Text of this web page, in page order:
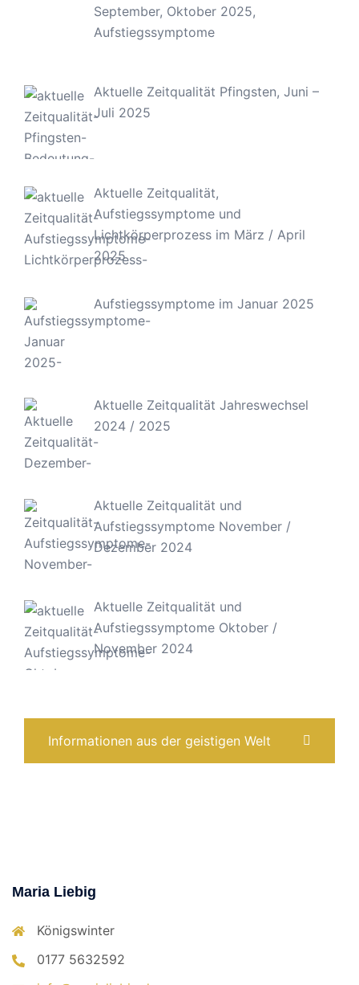
September, Oktober 2025,
Aufstiegssymptome
Aktuelle Zeitqualität Pfingsten, Juni –
Juli 2025
Aktuelle Zeitqualität,
Aufstiegssymptome und
Lichtkörperprozess im März / April
2025
Aufstiegssymptome im Januar 2025
Aktuelle Zeitqualität Jahreswechsel
2024 / 2025
Aktuelle Zeitqualität und
Aufstiegssymptome November /
Dezember 2024
Aktuelle Zeitqualität und
Aufstiegssymptome Oktober /
November 2024
Informationen aus der geistigen Welt
Maria Liebig
Königswinter
0177 5632592